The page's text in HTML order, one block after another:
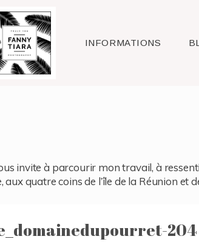
Raleigh INFORMATIONS
invite à parcourir mon travail, à
quatre coins de l’île de la Réunion et
204